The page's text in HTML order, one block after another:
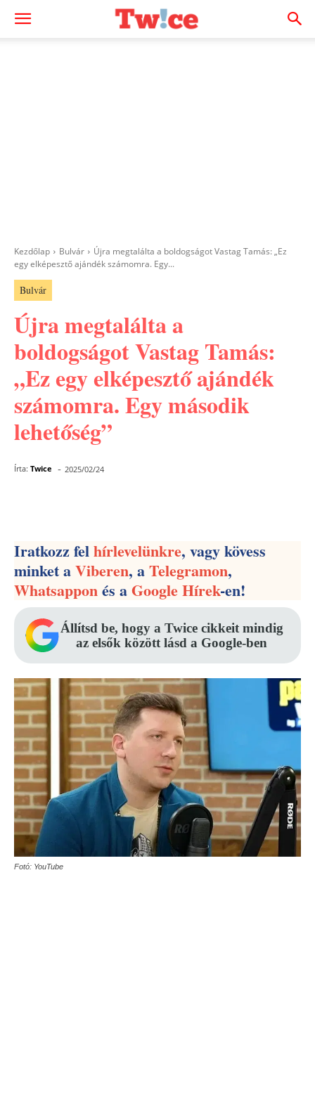
Kezdőlap Bulvár
Újra megtalálta a boldogságot Vastag Tamás: „Ez
egy elképesztő ajándék számomra. Egy...
Bulvár
Újra megtalálta a
boldogságot Vastag Tamás:
„Ez egy elképesztő ajándék
számomra. Egy második
lehetőség”
Írta: Twice - 2025/02/24
Iratkozz felhírlevelünkre, vagy kövess
minket aViberen, aTelegramon,
Whatsapponés aGoogle Hírek-en!
Állítsd be, hogy a Twice cikkeit mindig
az elsők között lásd a Google-ben
Fotó: YouTube